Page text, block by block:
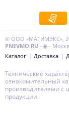
© ООО «МАГИМЭКС»,
PNEVMO.RU –◉–
Каталог
Доставка
Технические
ознакомительный
производителями с
продукции.